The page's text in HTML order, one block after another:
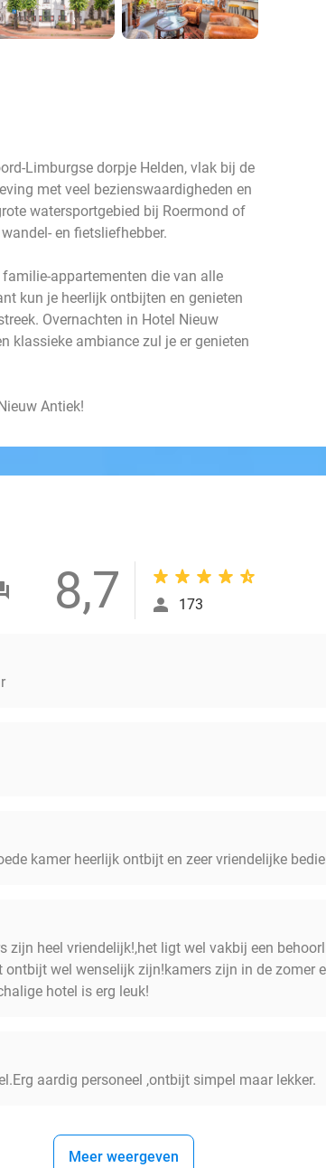
Limburgse dorpje Helden, vlak bij de
met veel bezienswaardigheden en
watersportgebied bij Roermond of
en fietsliefhebber.
appartementen die van alle
kun je heerlijk ontbijten en genieten
Overnachten in Hotel Nieuw
klassieke ambiance zul je er genieten
Antiek!
8,7 173
kamer heerlijk ontbijt en zeer vriendelijke
zijn heel vriendelijk!,het ligt wel vakbij een
wel wenselijk zijn!kamers zijn in de zomer
hotel is erg leuk!
aardig personeel ,ontbijt simpel maar lekker.
Meer weergeven